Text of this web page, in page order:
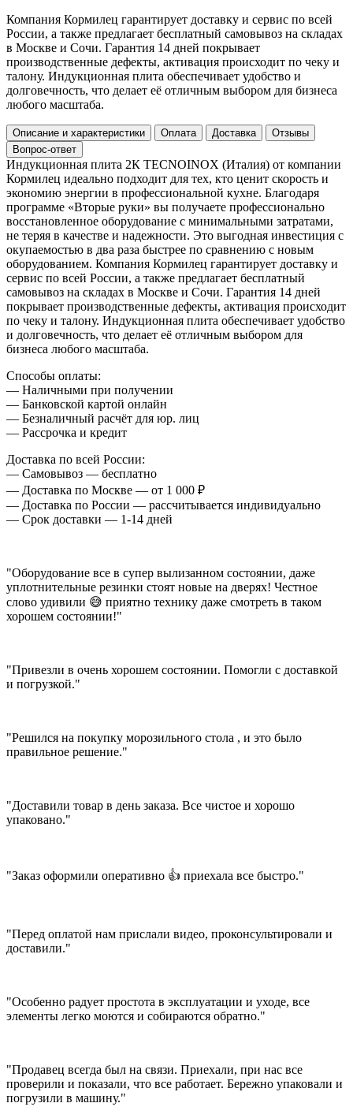
Компания Кормилец гарантирует доставку и сервис по всей
России, а также предлагает бесплатный самовывоз на складах
в Москве и Сочи. Гарантия 14 дней покрывает
производственные дефекты, активация происходит по чеку и
талону. Индукционная плита обеспечивает удобство и
долговечность, что делает её отличным выбором для бизнеса
любого масштаба.
Описание и характеристики Оплата Доставка
Отзывы
Вопрос-ответ
Индукционная плита 2К TECNOINOX (Италия) от компании
Кормилец идеально подходит для тех, кто ценит скорость и
экономию энергии в профессиональной кухне. Благодаря
программе «Вторые руки» вы получаете профессионально
восстановленное оборудование с минимальными затратами,
не теряя в качестве и надежности. Это выгодная инвестиция с
окупаемостью в два раза быстрее по сравнению с новым
оборудованием. Компания Кормилец гарантирует доставку и
сервис по всей России, а также предлагает бесплатный
самовывоз на складах в Москве и Сочи. Гарантия 14 дней
покрывает производственные дефекты, активация происходит
по чеку и талону. Индукционная плита обеспечивает удобство
и долговечность, что делает её отличным выбором для
бизнеса любого масштаба.
Способы оплаты:
— Наличными при получении
— Банковской картой онлайн
— Безналичный расчёт для юр. лиц
— Рассрочка и кредит
Доставка по всей России:
— Самовывоз — бесплатно
— Доставка по Москве — от 1 000 ₽
— Доставка по России — рассчитывается индивидуально
— Срок доставки — 1-14 дней
"Оборудование все в супер вылизанном состоянии, даже
уплотнительные резинки стоят новые на дверях! Честное
слово удивили 😅 приятно технику даже смотреть в таком
хорошем состоянии!"
"Привезли в очень хорошем состоянии. Помогли с доставкой
и погрузкой."
"Решился на покупку морозильного стола , и это было
правильное решение."
"Доставили товар в день заказа. Все чистое и хорошо
упаковано."
"Заказ оформили оперативно 👍 приехала все быстро."
"Перед оплатой нам прислали видео, проконсультировали и
доставили."
"Особенно радует простота в эксплуатации и уходе, все
элементы легко моются и собираются обратно."
"Продавец всегда был на связи. Приехали, при нас все
проверили и показали, что все работает. Бережно упаковали и
погрузили в машину."